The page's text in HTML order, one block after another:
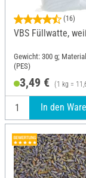
(16)
VBS Füllwatte,
Gewicht: 300 g;
(PES)
3,49 € (1 kg =
In den